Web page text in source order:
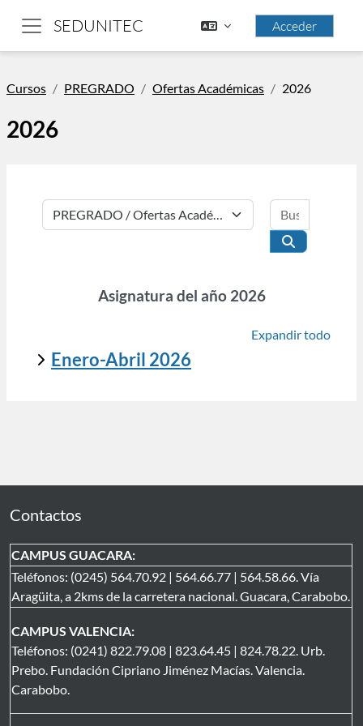
SEDUNITEC Acceder
Cursos PREGRADO Ofertas Académicas 2026
2026
Categorías
Buscar
Asignatura del año 2026
Expandir todo
Enero-Abril 2026
Contactos
CAMPUS GUACARA:
Teléfonos: (0245) 564.70.92 | 564.66.77 | 564.58.66. Vía
Aragüita, a 2kms de la carretera nacional. Guacara, Carabobo.
CAMPUS VALENCIA:
Teléfonos: (0241) 822.79.08 | 823.64.45 | 824.78.22. Urb.
Prebo. Fundación Cipriano Jiménez Macías. Valencia.
Carabobo.